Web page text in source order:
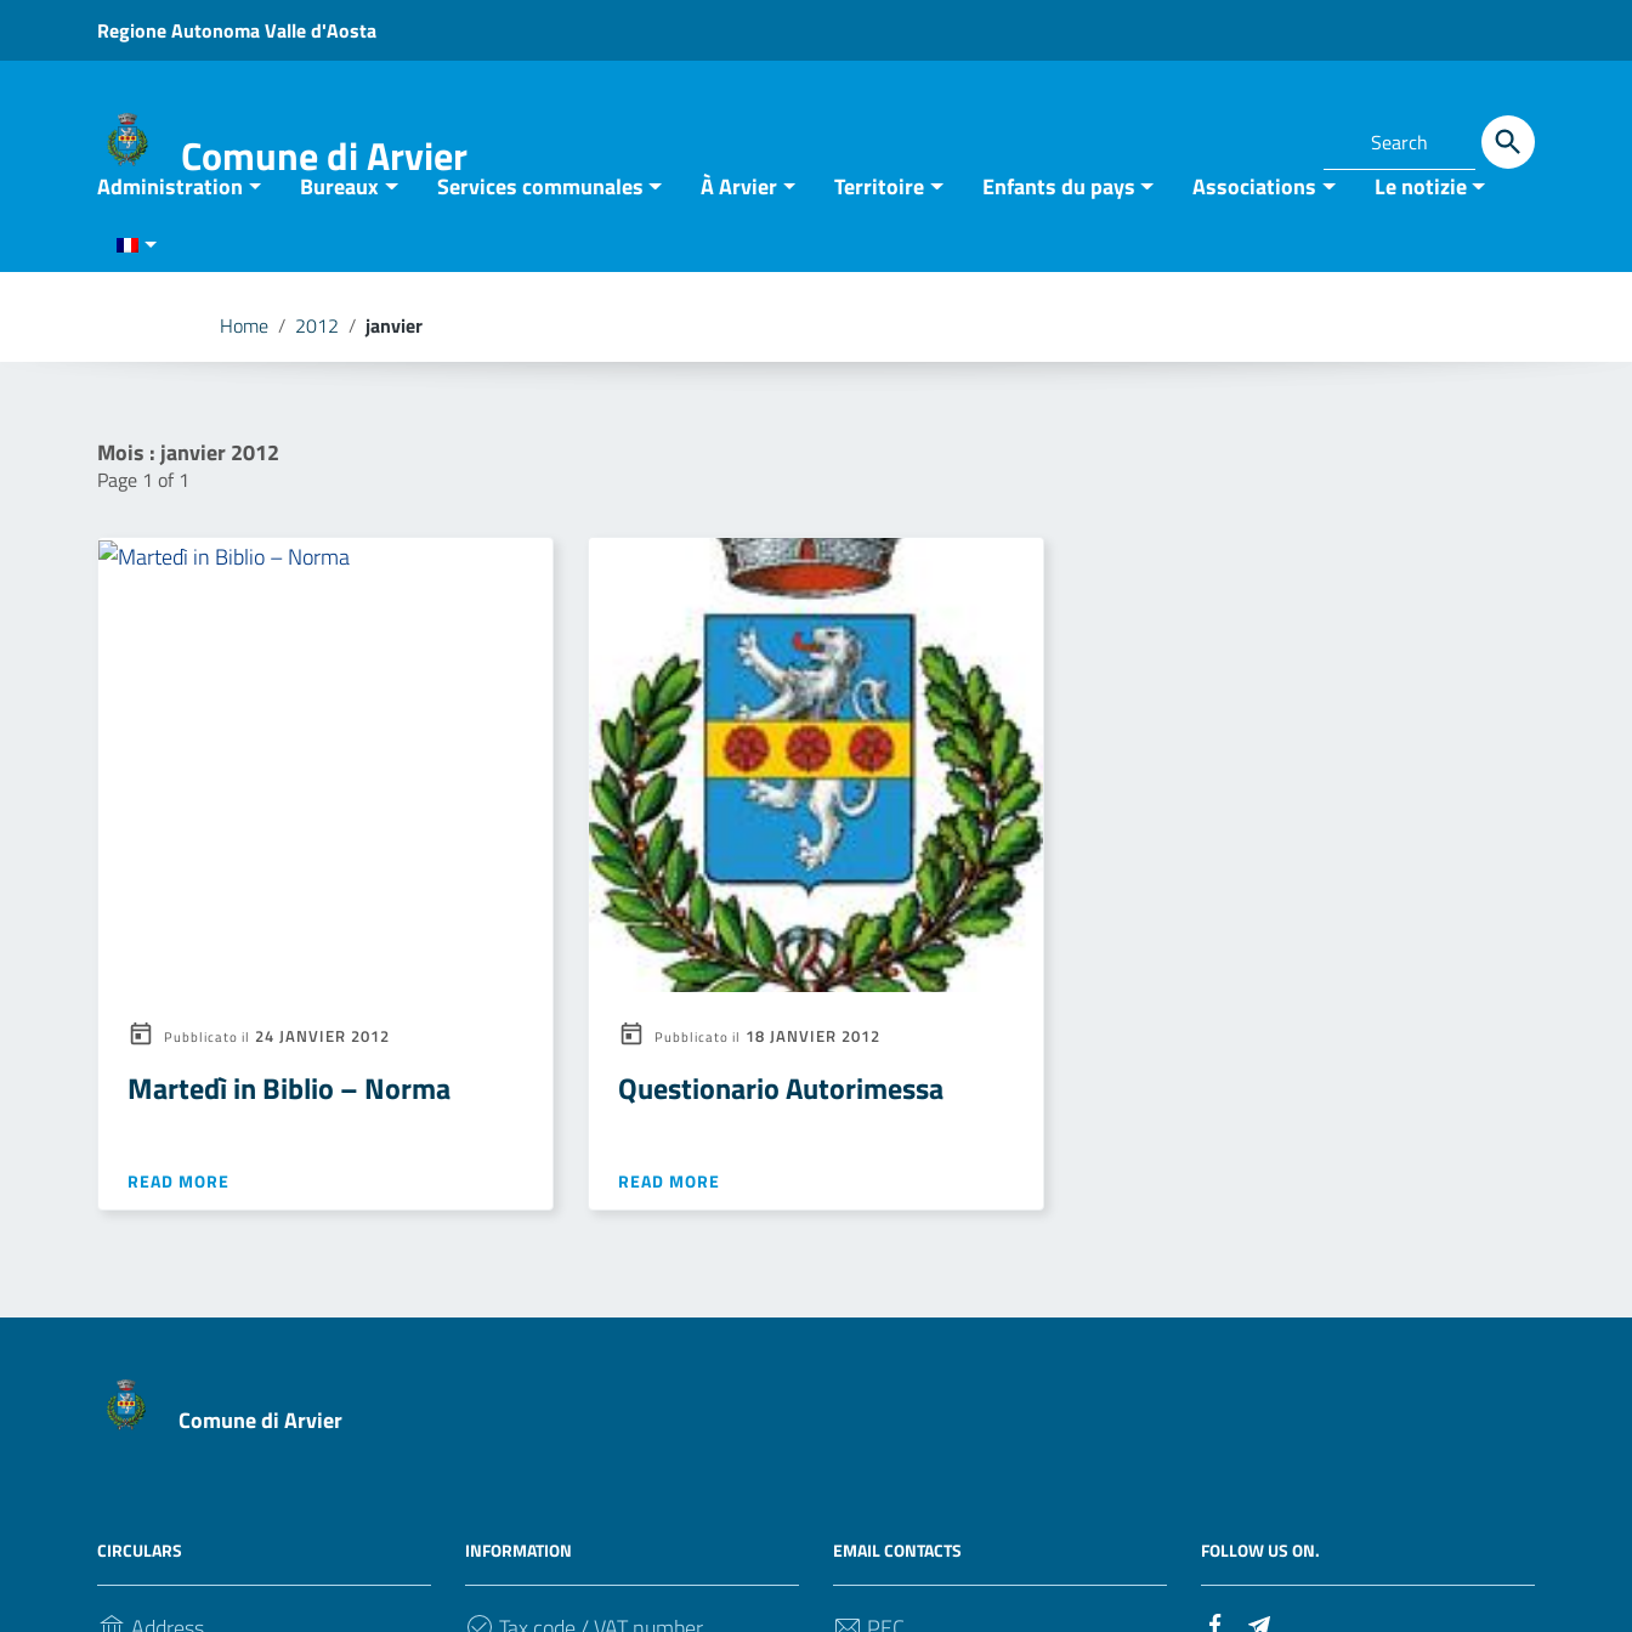
Go to content
Go to the navigation menu
Regione Autonoma Valle d'Aosta
Comune di Arvier
Administration Bureaux Services communales À Arvier Territoire Enfants du pays Associations Le notizie
Home / 2012 / janvier
Mois : janvier 2012
Page 1 of 1
Pubblicato il 24 JANVIER 2012
Martedì in Biblio – Norma
READ MORE
Pubblicato il 18 JANVIER 2012
Questionario Autorimessa
READ MORE
Comune di Arvier
CIRCULARS INFORMATION EMAIL CONTACTS FOLLOW US ON.